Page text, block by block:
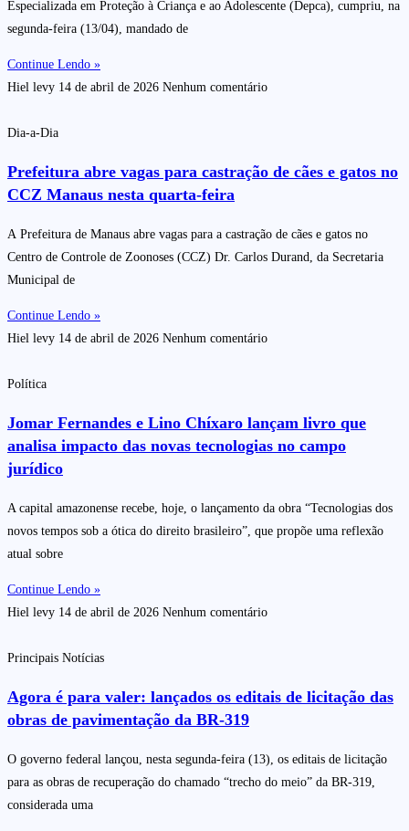
Especializada em Proteção à Criança e ao Adolescente (Depca), cumpriu, na
segunda-feira (13/04), mandado de
Continue Lendo »
Hiel levy 14 de abril de 2026 Nenhum comentário
Dia-a-Dia
Prefeitura abre vagas para castração de cães e gatos no
CCZ Manaus nesta quarta-feira
A Prefeitura de Manaus abre vagas para a castração de cães e gatos no
Centro de Controle de Zoonoses (CCZ) Dr. Carlos Durand, da Secretaria
Municipal de
Continue Lendo »
Hiel levy 14 de abril de 2026 Nenhum comentário
Política
Jomar Fernandes e Lino Chíxaro lançam livro que
analisa impacto das novas tecnologias no campo
jurídico
A capital amazonense recebe, hoje, o lançamento da obra “Tecnologias dos
novos tempos sob a ótica do direito brasileiro”, que propõe uma reflexão
atual sobre
Continue Lendo »
Hiel levy 14 de abril de 2026 Nenhum comentário
Principais Notícias
Agora é para valer: lançados os editais de licitação das
obras de pavimentação da BR-319
O governo federal lançou, nesta segunda-feira (13), os editais de licitação
para as obras de recuperação do chamado “trecho do meio” da BR-319,
considerada uma